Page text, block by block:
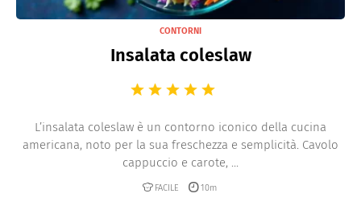
CONTORNI
Insalata coleslaw
L’insalata coleslaw è un contorno iconico della cucina
americana, noto per la sua freschezza e semplicità. Cavolo
cappuccio e carote, ...
FACILE 10m